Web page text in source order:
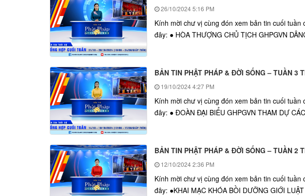
26/10/20245:16 PM
Kính mời chư vị cùng đón xem bản tin cuối
đây: ● HÒA THƯỢNG CHỦ TỊCH GHPGVN
BẢN TIN PHẬT PHÁP & ĐỜI SỐNG – TUẦN 3
19/10/20244:27 PM
Kính mời chư vị cùng đón xem bản tin cuối
đây: ● ĐOÀN ĐẠI BIỂU GHPGVN THAM DỰ
BẢN TIN PHẬT PHÁP & ĐỜI SỐNG – TUẦN 2
12/10/20242:36 PM
Kính mời chư vị cùng đón xem bản tin cuối
đây: ●KHAI MẠC KHÓA BỒI DƯỠNG GIỚI